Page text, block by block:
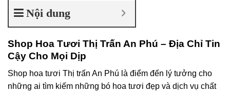
Nội dung
Shop Hoa Tươi Thị Trấn An Phú – Địa Chỉ Tin
Cậy Cho Mọi Dịp
Shop hoa tươi Thị trấn An Phú là điểm đến lý tưởng cho
những ai tìm kiếm những bó hoa tươi đẹp và dịch vụ chất